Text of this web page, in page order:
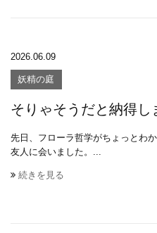
2026.06.09
妖精の庭
そりゃそうだと納得し
先日、フローラ哲学がちょっとわ
友人に会いました。...
続きを見る